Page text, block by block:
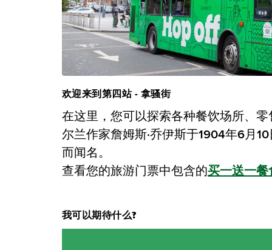
欢迎来到第四站 - 拿骚街
在这里，您可以探索各种餐饮场所、
尔兰作家詹姆斯·乔伊斯于1904年6月
而闻名。
查看您的旅游门票中包含的买一送一餐
我可以期待什么?